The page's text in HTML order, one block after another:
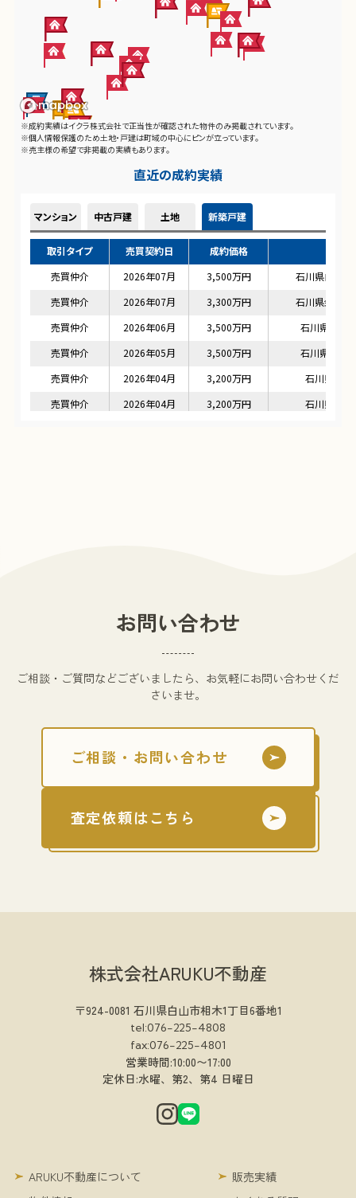
お問い合わせ
ご相談・ご質問などございましたら、お気軽にお問い合わせくだ
さいませ。
ご相談・お問い合わせ
査定依頼はこちら
株式会社ARUKU不動産
〒924-0081 石川県白山市相木1丁目6番地1
tel:076-225-4808
fax:076-225-4801
営業時間:10:00〜17:00
定休日:水曜、第2、第4 日曜日
ARUKU不動産について
販売実績